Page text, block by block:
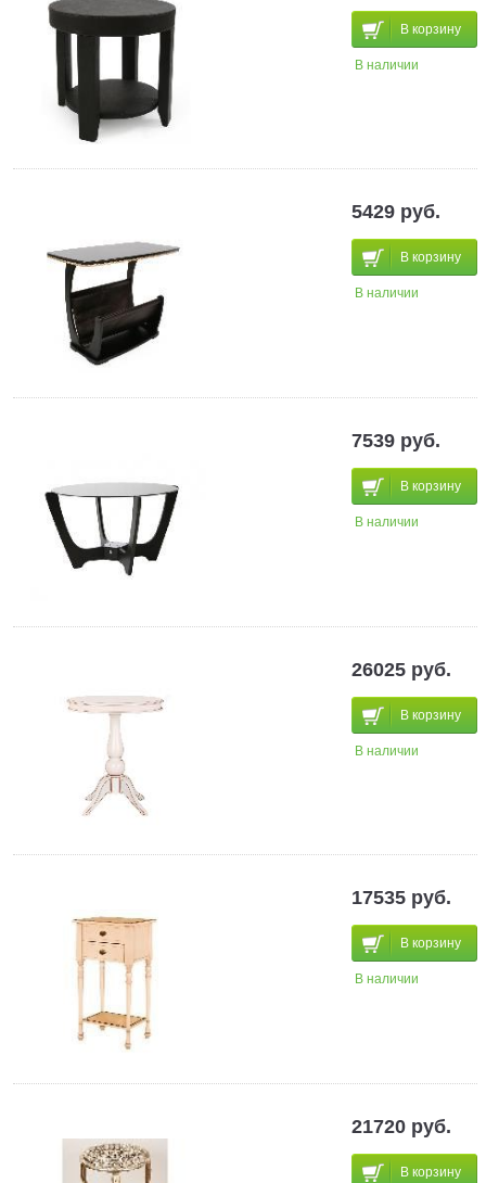
В корзину
В наличии
5429 руб.
В корзину
В наличии
7539 руб.
В корзину
В наличии
26025 руб.
В корзину
В наличии
17535 руб.
В корзину
В наличии
21720 руб.
В корзину